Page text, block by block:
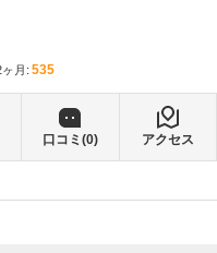
月: 535
口コミ(0) アクセス